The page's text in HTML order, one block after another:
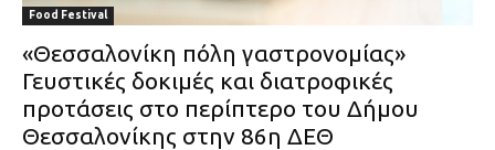
Food Festival
«Θεσσαλονίκη πόλη γαστρονομίας»
Γευστικές δοκιμές και διατροφικές
προτάσεις στο περίπτερο του Δήμου
Θεσσαλονίκης στην 86η ΔΕΘ